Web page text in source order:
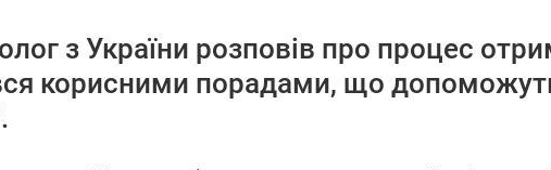
з України розповів про процес
корисними порадами, що